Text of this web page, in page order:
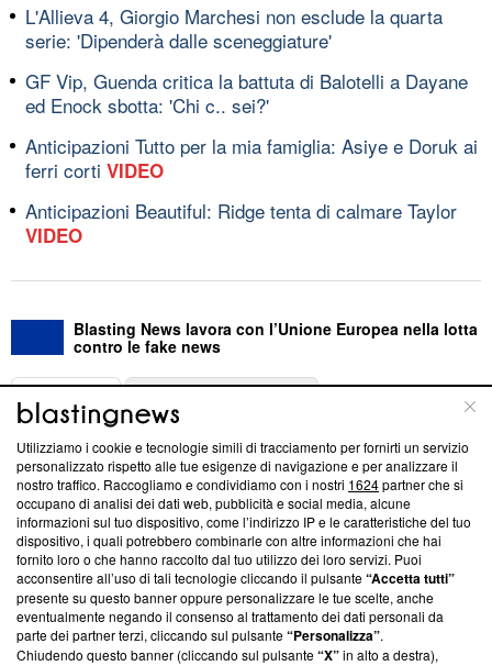
L'Allieva 4, Giorgio Marchesi non esclude la quarta
serie: 'Dipenderà dalle sceneggiature'
GF Vip, Guenda critica la battuta di Balotelli a Dayane
ed Enock sbotta: 'Chi c.. sei?'
Anticipazioni Tutto per la mia famiglia: Asiye e Doruk ai
ferri corti VIDEO
Anticipazioni Beautiful: Ridge tenta di calmare Taylor
VIDEO
Blasting News lavora con l’Unione Europea nella lotta
contro le fake news
ABOUT
Questa sezione offre informazioni trasparenti su Blasting
News, sui nostri processi editoriali e su come ci impegniamo a
creare news di qualità. Inoltre, afferma la nostra aderenza a
‘Trust Project - News with Integrity’Blasting News non è
ancora membro del programma, ma ha richiesto di farne
parte; Trust Project non ha ancora effettuato una verifica di
conformità agli standard.
Su di noi
Utilizziamo i cookie e tecnologie simili di tracciamento per fornirti un servizio
personalizzato rispetto alle tue esigenze di navigazione e per analizzare il
nostro traffico. Raccogliamo e condividiamo con i nostri 1624partner che si
occupano di analisi dei dati web, pubblicità e social media, alcune
informazioni sul tuo dispositivo, come l’indirizzo IP e le caratteristiche del tuo
dispositivo, i quali potrebbero combinarle con altre informazioni che hai
fornito loro o che hanno raccolto dal tuo utilizzo dei loro servizi. Puoi
acconsentire all’uso di tali tecnologie cliccando il pulsante“Accetta tutti”
presente su questo banner oppure personalizzare le tue scelte, anche
eventualmente negando il consenso al trattamento dei dati personali da
parte dei partner terzi, cliccando sul pulsante“Personalizza”.
Chiudendo questo banner (cliccando sul pulsante“X”in alto a destra),